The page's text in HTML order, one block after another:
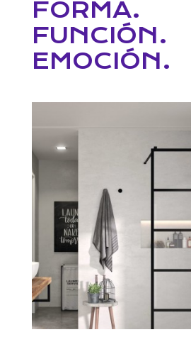
FORMA.
FUNCIÓN.
EMOCIÓN.